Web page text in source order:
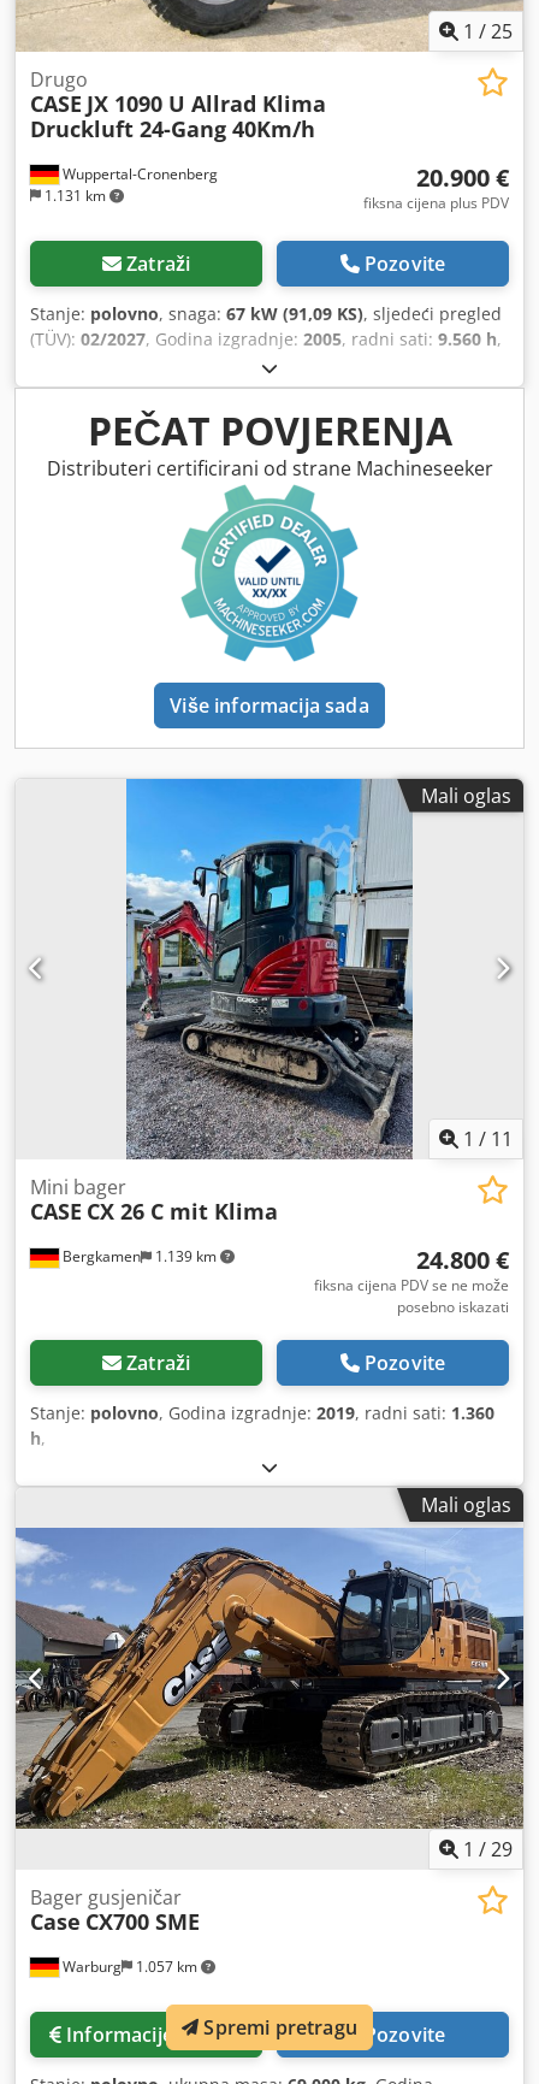
1 /25
Wuppertal-Cronenberg
1.131 km
Drugo
CASE JX 1090 U Allrad Klima
Druckluft 24-Gang 40Km/h
20.900 €
fiksna cijena plus PDV
Zatraži Pozovite
Stanje: polovno, snaga: 67 kW (91,09 KS), sljedeći pregled
(TÜV): 02/2027, Godina izgradnje: 2005, radni sati: 9.560 h,
kabina, klima-uređaj, pogon na sve točkove
PEČAT POVJERENJA
Distributeri certificirani od strane Machineseeker
Više informacija sada
Mali oglas
1 / 11
Bergkamen 1.139 km
Mini bager
CASE CX 26 C mit Klima
24.800 €
fiksna cijena PDV se ne može
posebno iskazati
Zatraži Pozovite
Stanje: polovno, Godina izgradnje: 2019, radni sati: 1.360
h,
Mali oglas
1 /29
Warburg 1.057 km
Bager gusjeničar
Case CX700 SME
Informacije o cijeni Pozovite
Spremi pretragu